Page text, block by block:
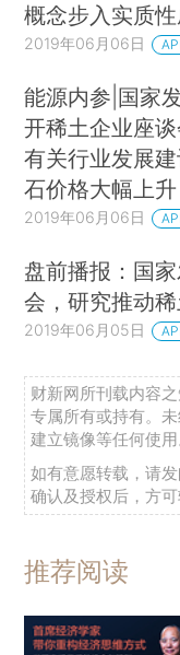
概念步入实质
2019年06月06日
能源内参|国家
开稀土企业座
有关行业发展
石价格大幅上
2019年06月06日
盘前播报：国
会，研究推动
2019年06月05日
财新网所刊载内容
专属所有或持有。
建立镜像等任何使用
如有意愿转载，请
确认及授权后，方可
推荐阅读